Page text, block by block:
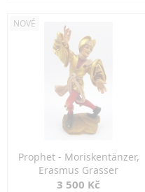
NOVÉ
Prophet - Moriskentänzer,
Erasmus Grasser
3 500 Kč